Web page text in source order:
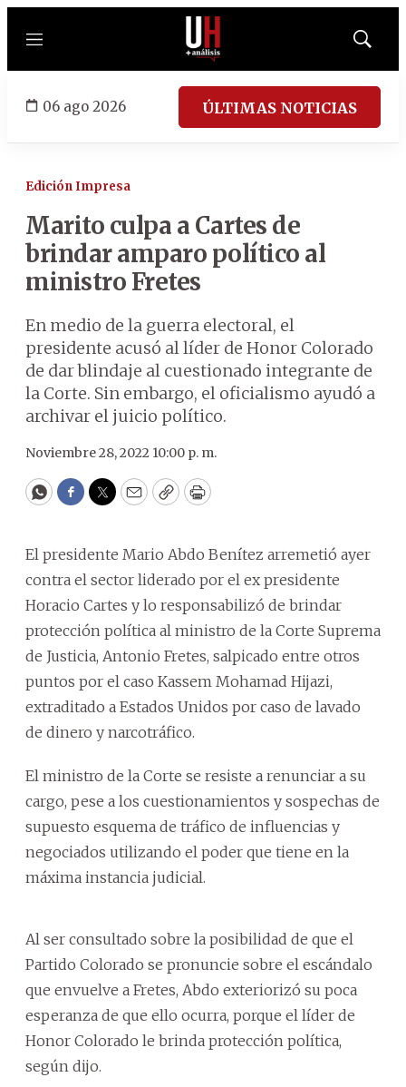
Menú
Mostrar
06 ago 2026 ÚLTIMAS NOTICIAS
Edición Impresa
Marito culpa a Cartes de
brindar amparo político al
ministro Fretes
En medio de la guerra electoral, el
presidente acusó al líder de Honor Colorado
de dar blindaje al cuestionado integrante de
la Corte. Sin embargo, el oficialismo ayudó a
archivar el juicio político.
Noviembre 28, 2022 10:00 p. m.
WhatsApp
Facebook
Twitter
EmailCopyPrint
El presidente Mario Abdo Benítez arremetió ayer
contra el sector liderado por el ex presidente
Horacio Cartes y lo responsabilizó de brindar
protección política al ministro de la Corte Suprema
de Justicia, Antonio Fretes, salpicado entre otros
puntos por el caso Kassem Mohamad Hijazi,
extraditado a Estados Unidos por caso de lavado
de dinero y narcotráfico.
El ministro de la Corte se resiste a renunciar a su
cargo, pese a los cuestionamientos y sospechas de
supuesto esquema de tráfico de influencias y
negociados utilizando el poder que tiene en la
máxima instancia judicial.
Al ser consultado sobre la posibilidad de que el
Partido Colorado se pronuncie sobre el escándalo
que envuelve a Fretes, Abdo exteriorizó su poca
esperanza de que ello ocurra, porque el líder de
Honor Colorado le brinda protección política,
según dijo.